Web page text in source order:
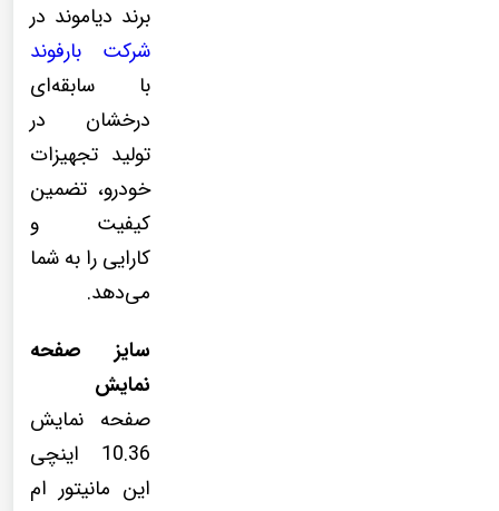
برند دیاموند در
شرکت بارفوند
با سابقه‌ای
درخشان در
تولید تجهیزات
خودرو، تضمین
کیفیت و
کارایی را به شما
می‌دهد.
سایز صفحه
نمایش
صفحه نمایش
10.36 اینچی
این مانیتور ام